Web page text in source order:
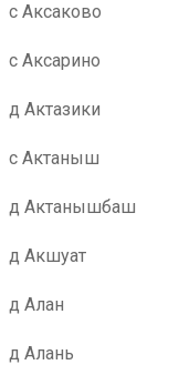
с Аксаково
с Аксарино
д Актазики
с Актаныш
д Актанышбаш
д Акшуат
д Алан
д Алань